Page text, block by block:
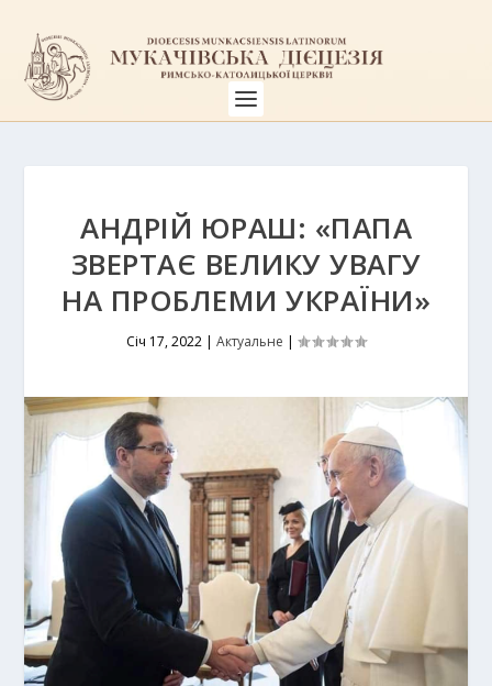
АНДРІЙ ЮРАШ: «ПАПА
ЗВЕРТАЄ ВЕЛИКУ УВАГУ
НА ПРОБЛЕМИ УКРАЇНИ»
Січ 17, 2022 | Актуальне |